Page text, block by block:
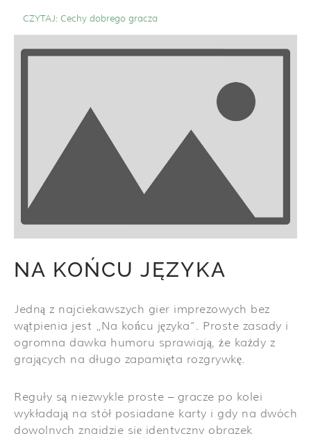
CZYTAJ: Cechy dobrego gracza
NA KOŃCU JĘZYKA
Jedną z najciekawszych gier imprezowych bez
wątpienia jest „Na końcu języka”. Proste zasady i
ogromna dawka humoru sprawiają, że każdy z
grających na długo zapamięta rozgrywkę.
Reguły są niezwykle proste – gracze po kolei
wykładają na stół posiadane karty i gdy na dwóch
dowolnych znajdzie się identyczny obrazek